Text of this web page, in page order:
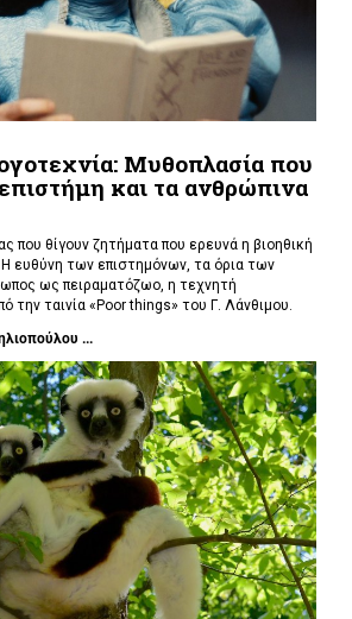
Μυθοπλασία που
και τα ανθρώπινα
που θίγουν ζητήματα που ερευνά η βιοηθική
ευθύνη των επιστημόνων, τα όρια των
ως πειραματόζωο, η τεχνητή
την ταινία «Poor things» του Γ. Λάνθιμου.
...